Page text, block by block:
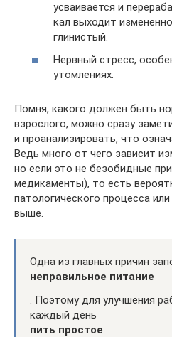
усваивается и
кал выходит
глинистый.
Нервный стресс,
утомлениях.
Помня, какого должен быть
взрослого, можно сразу
и проанализировать, что
Ведь много от чего зависит
но если это не безобидные
медикаменты), то есть
патологического процесса
выше.
Одна из главных причин
неправильное питание
. Поэтому для улучшения
каждый день
пить простое